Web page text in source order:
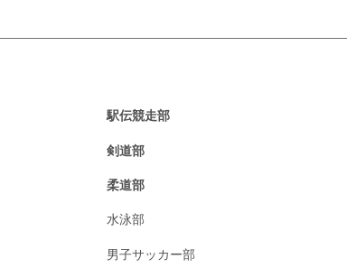
駅伝競走部
剣道部
柔道部
水泳部
男子サッカー部